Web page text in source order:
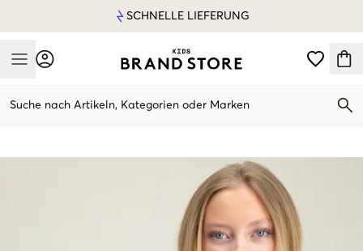
SCHNELLE LIEFERUNG
Mobile Menu
Suche nach Artikeln, Kategorien oder Marken